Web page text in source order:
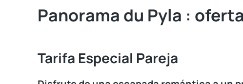
Panorama du Pyla :
Tarifa Especial Pareja